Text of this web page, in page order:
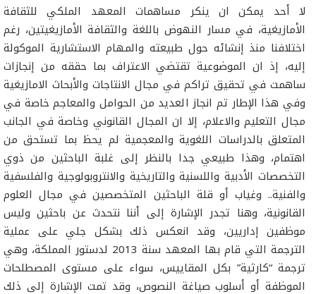
لا أحد يمكن ان ينكر مساهمات المعهد الملكي للثقافة
الأمازيغية، في مسار النهوض باللغة والثقافة الأمازيغيتين، رغم
اختلافنا منذ إنشائه حول طبيعته والمهام الاستشارية الموكولة
إليه، إذ ان الموضوعية تقتضي الاعتراف بما حققه من إنجازات
ساهمت في تحقيق تراكم في مجال الانتاجات والأبحاث الامازيغية
وفي هذا الإطار تم انجاز العديد من الحوامل والمعاجم خاصة في
مجال التعليم والاعلام، إلا ان المجال القانوني وخاصة في الجانب
المتعلق بالدراسات اللغوية والمعجمية لم يحظ بما تستحق من
اهتمام، وهذا طبيعي جدا بالنظر إلى غلبة الباحثين من ذوي
التخصصات الأدبية واللسنية والتاريخية والانتروبولوجية والفلسفية
والفنية.. وغياب أو قلة الباحثين المتخصصين في مجال العلوم
القانونية، وهنا تجدر الإشارة إلى أننا نتحدث عن باحثين وليس
موظفين إداريين، وقد انعكس ذلك بشكل جلي على عملية
الترجمة التي قام بها المعهد سنة 2013 لدستور المملكة، وهي
ترجمة “كارثية” بكل المقاييس، سواء على مستوى المصطلحات
الموظفة أو أسلوب صياغة النصوص، وقد تمت الإشارة إلى ذلك